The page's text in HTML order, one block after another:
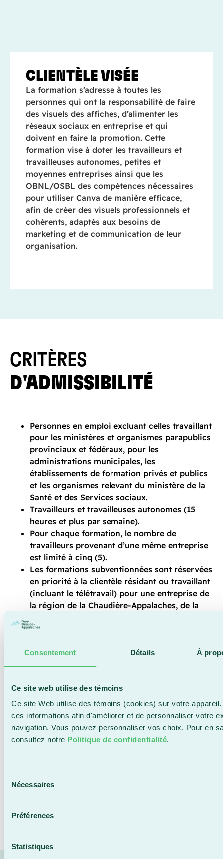
Consentement Détails À
Ce site web utilise des témoins
Ce site Web utilise des témoins (cookies) sur votre
ces informations afin d'améliorer et de personnaliser votre
navigation. Vous pouvez personnaliser vos choix. Pour en
consultez notre Politique de confidentialité.
Nécessaires
Préférences
Statistiques
CLIENTÈLE VISÉE
La formation s’adresse à toutes les
personnes qui ont la responsabilité de faire
des visuels des affiches, d’alimenter les
réseaux sociaux en entreprise et qui
doivent en faire la promotion. Cette
formation vise à doter les travailleurs et
travailleuses autonomes, petites et
moyennes entreprises ainsi que les
OBNL/OSBL des compétences nécessaires
pour utiliser Canva de manière efficace,
afin de créer des visuels professionnels et
cohérents, adaptés aux besoins de
marketing et de communication de leur
organisation.
CRITÈRES
D'ADMISSIBILITÉ
Personnes en emploi excluant celles travaillant
pour les ministères et organismes parapublics
provinciaux et fédéraux, pour les
administrations municipales, les
établissements de formation privés et publics
et les organismes relevant du ministère de la
Santé et des Services sociaux.
Travailleurs et travailleuses autonomes (15
heures et plus par semaine).
Pour chaque formation, le nombre de
travailleurs provenant d’une même entreprise
est limité à cinq (5).
Les formations subventionnées sont réservées
en priorité à la clientèle résidant ou travaillant
(incluant le télétravail) pour une entreprise de
la région de la Chaudière-Appalaches, de la
dispositions particulières. De plus, les
travailleurs en situation de télétravail doivent
nécessairement résider au Québec.
Personnes sans emploi temporairement,c’est-
court terme. Les compétences développées
dans le cadre de la formation visée sont en
lien direct avec leur domaine d’emploi (dernier
emploi, emploi visé) ou domaine d’études (ces
personnes doivent résider en Chaudière-
saisonnière est incluse dans cette catégorie.
Si vous ne répondez pas aux critères énumérés ci-